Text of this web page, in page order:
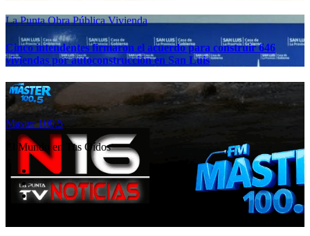
La PuntaObra PúblicaVivienda
Cinco intendentes firmaron el acuerdo para construir 646
viviendas por autoconstrucción en San Luis
Master 100.5
El Mundo en Tus Oídos